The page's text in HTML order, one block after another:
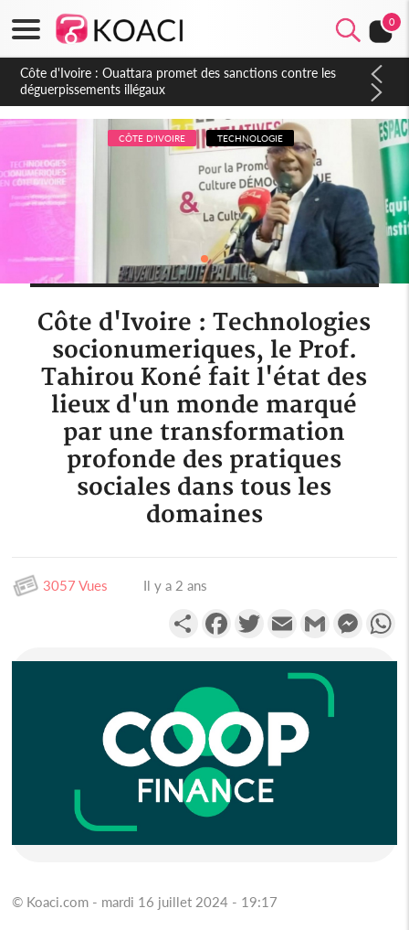
0
Côte d'Ivoire : Ouattara promet des sanctions contre les
déguerpissements illégaux
CÔTE D'IVOIRE TECHNOLOGIE
Côte d'Ivoire : Technologies
socionumeriques, le Prof.
Tahirou Koné fait l'état des
lieux d'un monde marqué
par une transformation
profonde des pratiques
sociales dans tous les
domaines
3057 Vues Il y a 2 ans
PartagerFacebookTwitterEmail Gmail
© Koaci.com - mardi 16 juillet 2024 - 19:17